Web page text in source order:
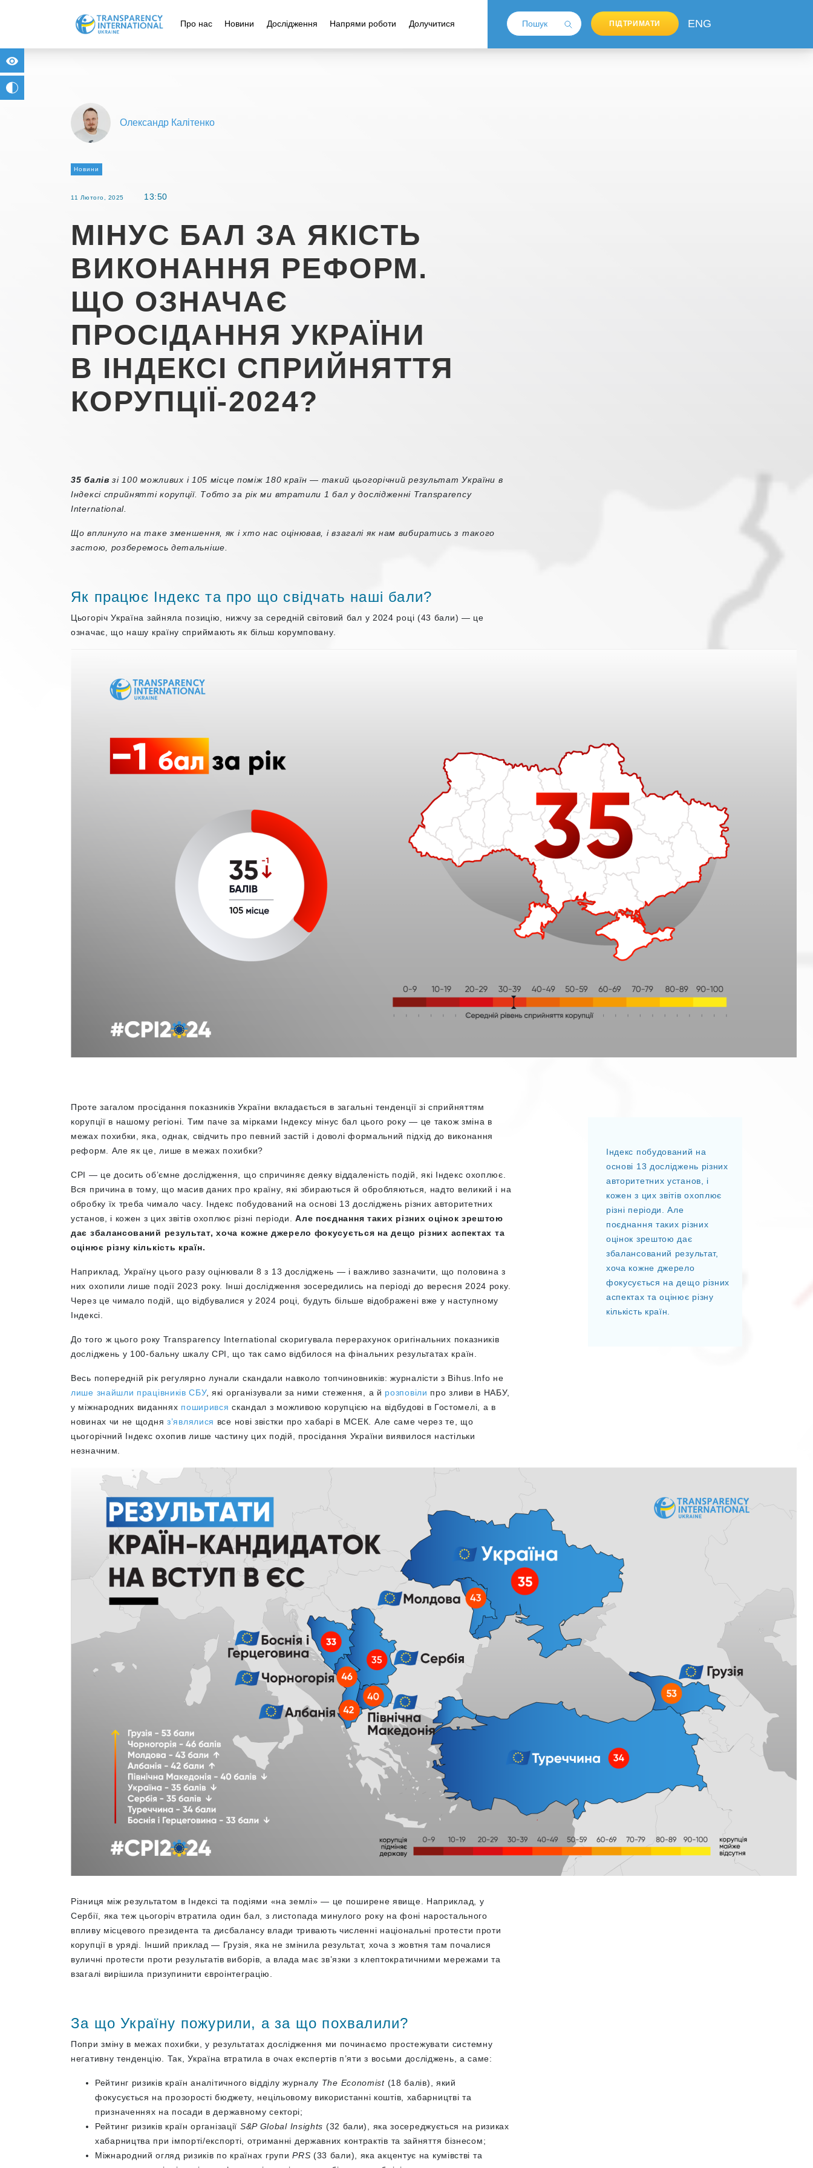
Про нас Новини Дослідження Напрями роботи Долучитися ПІДТРИМАТИ ENG
Олександр Калітенко
Новини
11 Лютого, 2025 13:50
МІНУС БАЛ ЗА ЯКІСТЬ
ВИКОНАННЯ РЕФОРМ.
ЩО ОЗНАЧАЄ
ПРОСІДАННЯ УКРАЇНИ
В ІНДЕКСІ СПРИЙНЯТТЯ
КОРУПЦІЇ-2024?
35 балівзі 100 можливих і 105 місце поміж 180 країн — такий цьогорічний результат України в
Індексі сприйнятті корупції. Тобто за рік ми втратили 1 бал у дослідженні Transparency
International.
Що вплинуло на таке зменшення, як і хто нас оцінював, і взагалі як нам вибиратись з такого
застою, розберемось детальніше.
Як працює Індекс та про що свідчать наші бали?
Цьогоріч Україна зайняла позицію, нижчу за середній світовий бал у 2024 році (43 бали) — це
означає, що нашу країну сприймають як більш корумповану.
Проте загалом просідання показників України вкладається в загальні тенденції зі сприйняттям
корупції в нашому регіоні. Тим паче за мірками Індексу мінус бал цього року — це також зміна в
межах похибки, яка, однак, свідчить про певний застій і доволі формальний підхід до виконання
реформ. Але як це, лише в межах похибки?
СPI — це досить об’ємне дослідження, що спричиняє деяку віддаленість подій, які Індекс охоплює.
Вся причина в тому, що масив даних про країну, які збираються й обробляються, надто великий і на
обробку їх треба чимало часу. Індекс побудований на основі 13 досліджень різних авторитетних
установ, і кожен з цих звітів охоплює різні періоди.Але поєднання таких різних оцінок зрештою
дає збалансований результат, хоча кожне джерело фокусується на дещо різних аспектах та
оцінює різну кількість країн.
Наприклад, Україну цього разу оцінювали 8 з 13 досліджень — і важливо зазначити, що половина з
них охопили лише події 2023 року. Інші дослідження зосередились на періоді до вересня 2024 року.
Через це чимало подій, що відбувалися у 2024 році, будуть більше відображені вже у наступному
Індексі.
До того ж цього року Transparency International скоригувала перерахунок оригінальних показників
досліджень у 100-бальну шкалу СРІ, що так само відбилося на фінальних результатах країн.
Весь попередній рік регулярно лунали скандали навколо топчиновників: журналісти з Bihus.Info не
лише знайшли працівників СБУ, які організували за ними стеження, а й розповіли про зливи в НАБУ,
у міжнародних виданнях поширився скандал з можливою корупцією на відбудові в Гостомелі, а в
новинах чи не щодня з’являлися все нові звістки про хабарі в МСЕК. Але саме через те, що
цьогорічний Індекс охопив лише частину цих подій, просідання України виявилося настільки
незначним.
Різниця між результатом в Індексі та подіями «на землі» — це поширене явище. Наприклад, у
Сербії, яка теж цьогоріч втратила один бал, з листопада минулого року на фоні наростального
впливу місцевого президента та дисбалансу влади тривають численні національні протести проти
корупції в уряді. Інший приклад — Грузія, яка не змінила результат, хоча з жовтня там почалися
вуличні протести проти результатів виборів, а влада має зв’язки з клептократичними мережами та
взагалі вирішила призупинити євроінтеграцію.
Індекс побудований на
основі 13 досліджень різних
авторитетних установ, і
кожен з цих звітів охоплює
різні періоди. Але
поєднання таких різних
оцінок зрештою дає
збалансований результат,
хоча кожне джерело
фокусується на дещо різних
аспектах та оцінює різну
кількість країн.
За що Україну пожурили, а за що похвалили?
Попри зміну в межах похибки, у результатах дослідження ми починаємо простежувати системну
негативну тенденцію. Так, Україна втратила в очах експертів п’яти з восьми досліджень, а саме:
Рейтинг ризиків країн аналітичного відділу журналу The Economist (18 балів), який
фокусується на прозорості бюджету, нецільовому використанні коштів, хабарництві та
призначеннях на посади в державному секторі;
Рейтинг ризиків країн організації S&P Global Insights (32 бали), яка зосереджується на ризиках
хабарництва при імпорті/експорті, отриманні державних контрактів та зайняття бізнесом;
Міжнародний огляд ризиків по країнах групиPRS (33 бали), яка акцентує на кумівстві та